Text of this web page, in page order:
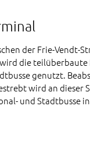
der Frie-Vendt-
die teilüberbaute
genutzt.
wird an dieser
und Stadtbusse